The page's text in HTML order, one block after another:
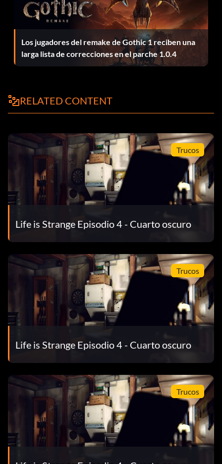
Los jugadores del remake de Gothic 1 reciben una
larga lista de correcciones en el parche 1.0.4
RELATED CONTENT
Trucos
Life is Strange Episodio 4 - Cuarto oscuro
Trucos
Life is Strange Episodio 4 - Cuarto oscuro
Trucos